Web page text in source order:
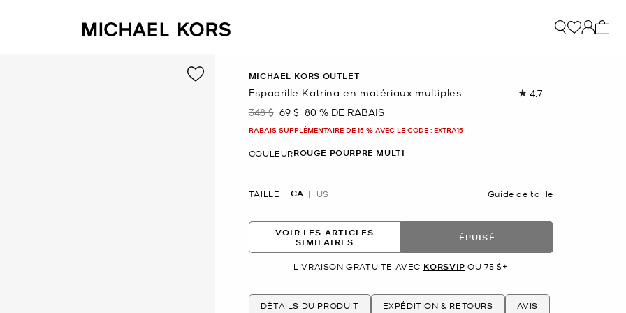
MICHAEL KORS OUTLET
Espadrille Katrina en matériaux multiples 4.7
page.
était
348 $ maintenant
69 $ 80 % DE RABAIS
RABAIS SUPPLÉMENTAIRE DE 15 % AVEC LE CODE : EXTRA15
COULEURROUGE POURPRE MULTI
TAILLE CA US Guide de taille
VOIR LES ARTICLES
SIMILAIRES
ÉPUISÉ
LIVRAISON GRATUITE AVEC KORSVIP OU 75 $+
DÉTAILS DU PRODUIT EXPÉDITION & RETOURS AVIS